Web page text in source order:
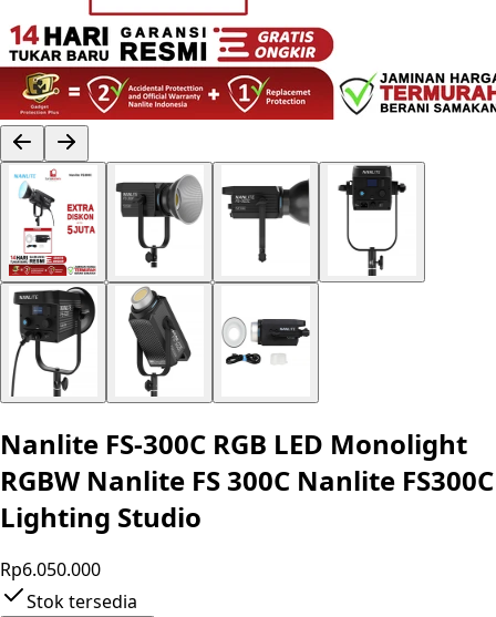
Nanlite FS-300C RGB LED Monolight
RGBW Nanlite FS 300C Nanlite FS300C
Lighting Studio
Rp6.050.000
Stok tersedia